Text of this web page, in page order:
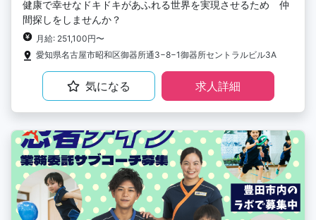
健康で幸せなドキドキがあふれる世界を実現させるため 仲
間探しをしませんか？
月給: 251,100円〜
愛知県名古屋市昭和区御器所通3−8−1御器所セントラルビル3A
気になる 求人詳細